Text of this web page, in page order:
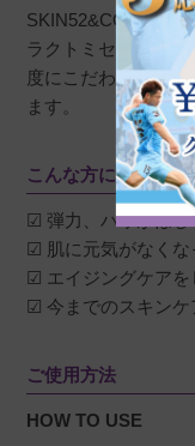
SKIN52&COは発酵
ラクトミセス培養
度にこだわり、独
ます。
こんな方におすすめ
☑ 弾力、ハリがほし
☑ 肌に元気がなくな
☑ エイジングケアを
☑ 今までのスキンケ
ご使用方法
HOW TO USE